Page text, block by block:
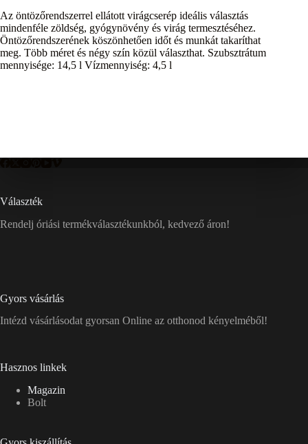
Az öntözőrendszerrel ellátott virágcserép ideális választás
mindenféle zöldség, gyógynövény és virág termesztéséhez.
Öntözőrendszerének köszönhetően időt és munkát takaríthat
meg. Több méret és négy szín közül választhat. Szubsztrátum
mennyisége: 14,5 l Vízmennyiség: 4,5 l
Választék
Rendelj óriási termékválasztékunkból, kedvező áron!
Gyors vásárlás
Intézd vásárlásodat gyorsan Online az otthonod kényelméből!
Hasznos linkek
Magazin
Bolt